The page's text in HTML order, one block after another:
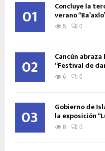
01 Concluye la
verano
5 0
02 Cancún
“Festival de
6 0
03 Gobierno de
la exposición
8 0